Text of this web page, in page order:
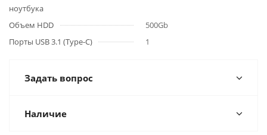
ноутбука
Объем HDD
500Gb
Порты USB 3.1 (Type-C)
1
Задать вопрос
Наличие